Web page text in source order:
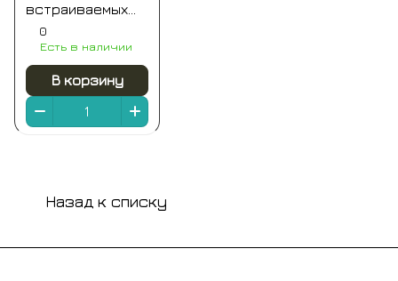
встраиваемых
смесителей на 1-
2 выхода (для
ххх92kb) remer
0
Есть в наличии
В корзину
Назад к списку